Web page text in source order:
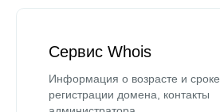
Сервис Whois
Информация о возрасте и сроке
регистрации домена, контакты